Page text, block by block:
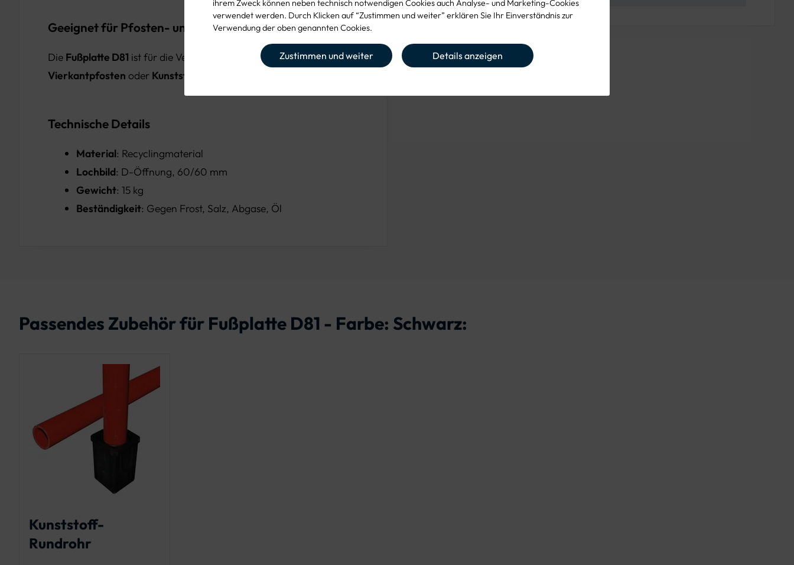
ihrem Zweck können neben technisch notwendigen Cookies auch Analyse- und Marketing-Cookies
verwendet werden. Durch Klicken auf “Zustimmen und weiter” erklären Sie Ihr Einverständnis zur
Verwendung der oben genannten Cookies.
Zustimmen und weiter Details anzeigen
Geeignet für Pfosten- und Rohrsysteme
Die Fußplatte D81 ist für die Verwendung mit
Vario-
Vierkantpfosten oder Kunststoff-Rundrohren
Technische Details
Material: Recyclingmaterial
Lochbild: D-Öffnung, 60/60 mm
Gewicht: 15 kg
Beständigkeit: Gegen Frost, Salz, Abgase, Öl
Passendes Zubehör für Fußplatte D81 - Farbe: Schwarz:
Kunststoff-
Rundrohr